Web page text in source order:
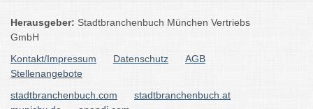
Herausgeber: Stadtbranchenbuch München Vertriebs
GmbH
Kontakt/Impressum
Datenschutz
AGB
Stellenangebote
stadtbranchenbuch.com
stadtbranchenbuch.at